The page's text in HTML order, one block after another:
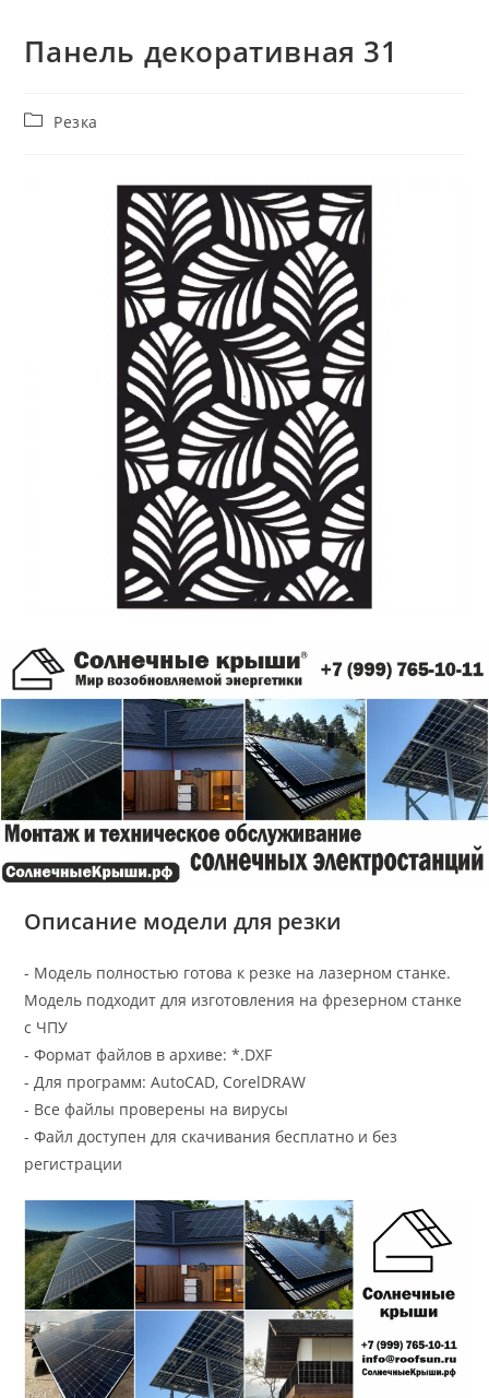
Панель декоративная 31
Рубрика
Резка
Описание модели для резки
- Модель полностью готова к резке на лазерном станке.
Модель подходит для изготовления на фрезерном станке
с ЧПУ
- Формат файлов в архиве: *.DXF
- Для программ: AutoCAD, CorelDRAW
- Все файлы проверены на вирусы
- Файл доступен для скачивания бесплатно и без
регистрации